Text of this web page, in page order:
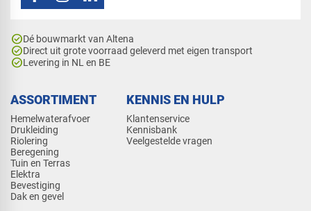
ASSORTIMENT
Hemelwaterafvoer
Drukleiding
Riolering
Beregening
Tuin en Terras
Elektra
Bevestiging
Dak en gevel
KENNIS EN HULP
Klantenservice
Kennisbank
Veelgestelde vragen
check_circleDé bouwmarkt van Altena
check_circleDirect uit grote voorraad geleverd met eigen transport
check_circleLevering in NL en BE